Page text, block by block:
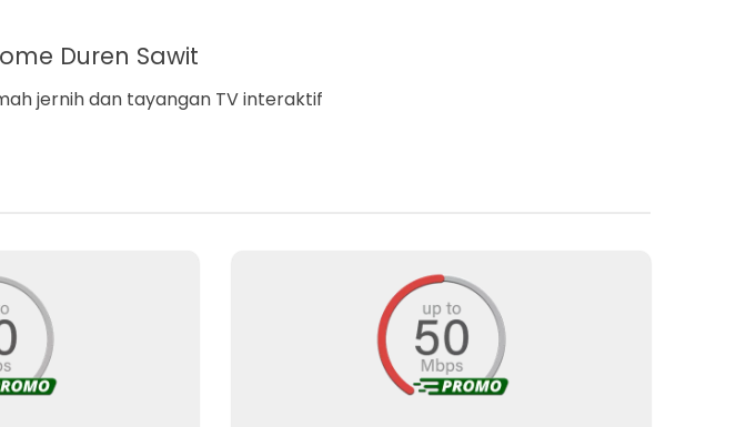
Duren Sawit
jernih dan tayangan TV interaktif